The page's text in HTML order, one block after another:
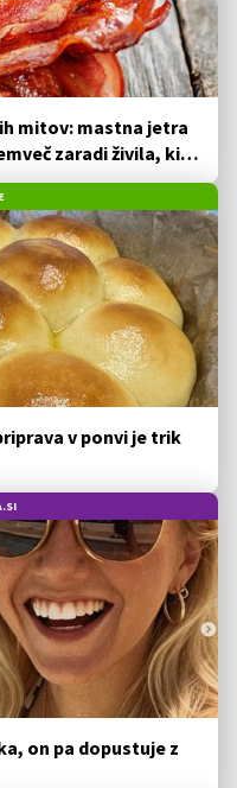
mitov: mastna jetra
zaradi živila, ki
v ponvi je trik
on pa dopustuje z